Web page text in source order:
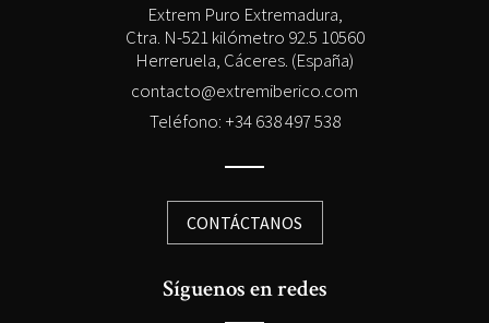
Extrem Puro Extremadura,
Ctra. N-521 kilómetro 92.5 10560
Herreruela, Cáceres. (España)
contacto@extremiberico.com
Teléfono: +34 638 497 538
CONTÁCTANOS
Síguenos en redes